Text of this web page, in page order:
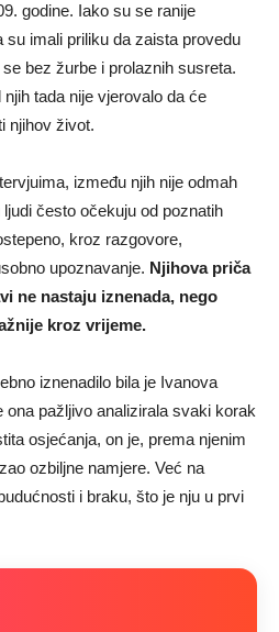
godine. Iako su se ranije
su imali priliku da zaista provedu
bez žurbe i prolaznih susreta.
tada nije vjerovalo da će
njihov život.
između njih nije odmah
često očekuju od poznatih
kroz razgovore,
upoznavanje. Njihova priča
ne nastaju iznenada, nego
kroz vrijeme.
iznenadilo bila je Ivanova
pažljivo analizirala svaki korak
osjećanja, on je, prema njenim
ozbiljne namjere. Već na
i braku, što je nju u prvi